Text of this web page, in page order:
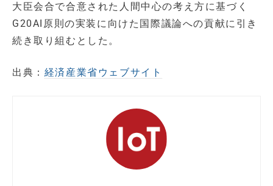
大臣会合で合意された人間中心の考え方に基づく
G20AI原則の実装に向けた国際議論への貢献に引き
続き取り組むとした。
出典： 経済産業省ウェブサイト